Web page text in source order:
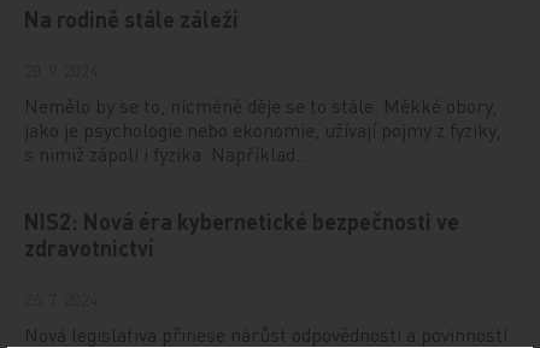
Na rodině stále záleží
Nemělo by se to, nicméně děje se to stále. Měkké obory,
jako je psychologie nebo ekonomie, užívají pojmy z fyziky,
s nimiž zápolí i fyzika. Například…
NIS2: Nová éra kybernetické bezpečnosti ve
zdravotnictví
Nová legislativa přinese nárůst odpovědnosti a povinností